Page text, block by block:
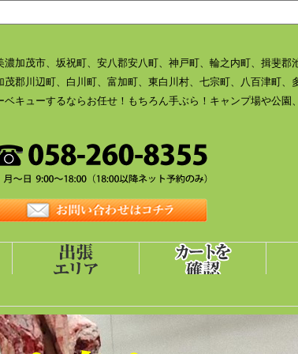
加茂市、坂祝町、安八郡安八町、神戸町、輪之内町、揖斐郡
郡川辺町、白川町、富加町、東白川村、七宗町、八百津町、
キューするならお任せ！もちろん手ぶら！キャンプ場や公園